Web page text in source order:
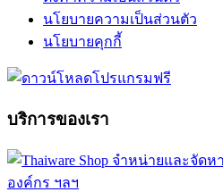
นโยบายความเป็นส่วนตัว
นโยบายคุกกี้
บริการของเรา